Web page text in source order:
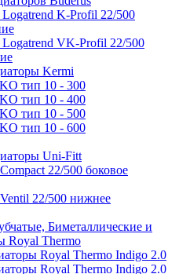
K-Profil 22/500
VK-Profil 22/500
Kermi
тип 10 - 300
тип 10 - 400
тип 10 - 500
тип 10 - 600
Uni-Fitt
22/500 боковое
22/500 нижнее
Биметаллические и
Royal Thermo
Royal Thermo Indigo 2.0
Royal Thermo Indigo 2.0